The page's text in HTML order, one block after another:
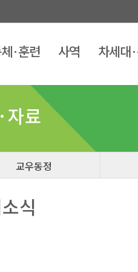
·훈련 사역 차세대
자료
식